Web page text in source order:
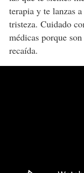
terapia y te lanzas
tristeza. Cuidado
médicas porque
recaída.